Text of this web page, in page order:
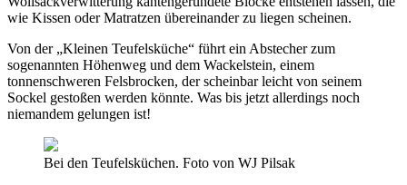
wie Kissen oder Matratzen übereinander zu liegen scheinen.
Von der „Kleinen Teufelsküche“ führt ein Abstecher zum
sogenannten Höhenweg und dem Wackelstein, einem
tonnenschweren Felsbrocken, der scheinbar leicht von seinem
Sockel gestoßen werden könnte. Was bis jetzt allerdings noch
niemandem gelungen ist!
Bei den Teufelsküchen. Foto von WJ Pilsak